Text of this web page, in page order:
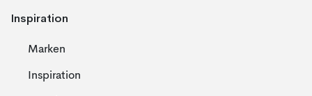
Inspiration
Marken
Inspiration